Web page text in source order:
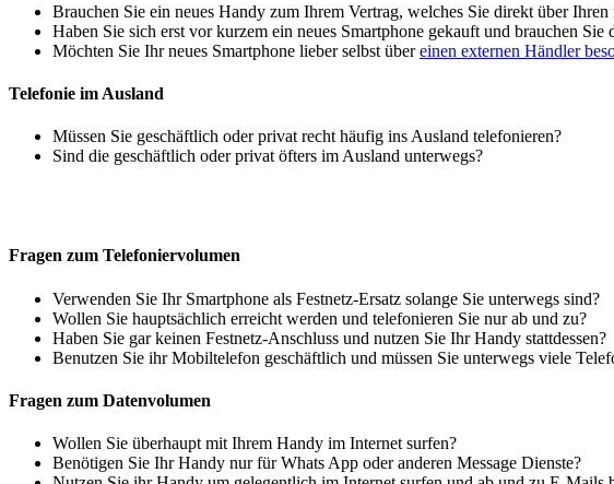
Brauchen Sie ein neues Handy zum Ihrem Vertrag, welches Sie direkt über
Haben Sie sich erst vor kurzem ein neues Smartphone gekauft und brauchen
Möchten Sie Ihr neues Smartphone lieber selbst übereinen externen Händler
Telefonie im Ausland
Müssen Sie geschäftlich oder privat recht häufig ins Ausland telefonieren?
Sind die geschäftlich oder privat öfters im Ausland unterwegs?
Fragen zum Telefoniervolumen
Verwenden Sie Ihr Smartphone als Festnetz-Ersatz solange Sie unterwegs sind?
Wollen Sie hauptsächlich erreicht werden und telefonieren Sie nur ab und zu?
Haben Sie gar keinen Festnetz-Anschluss und nutzen Sie Ihr Handy stattdessen?
Benutzen Sie ihr Mobiltelefon geschäftlich und müssen Sie unterwegs viele
Fragen zum Datenvolumen
Wollen Sie überhaupt mit Ihrem Handy im Internet surfen?
Benötigen Sie Ihr Handy nur für Whats App oder anderen Message Dienste?